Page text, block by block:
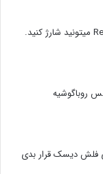
سلام فقط به صورت Reverse charging میتونید شارژ کنید.
روباگوشیه
فلش دیسک قرار بدی